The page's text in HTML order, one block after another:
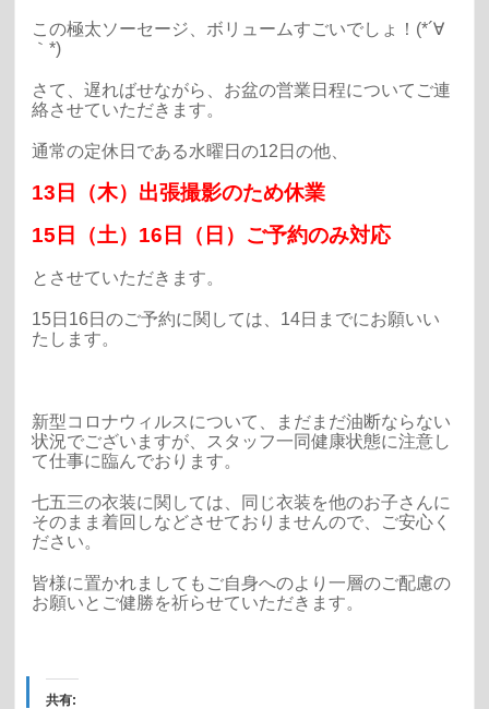
この極太ソーセージ、ボリュームすごいでしょ！(*´∀
｀*)
さて、遅ればせながら、お盆の営業日程についてご連
絡させていただきます。
通常の定休日である水曜日の12日の他、
13日（木）出張撮影のため休業
15日（土）16日（日）ご予約のみ対応
とさせていただきます。
15日16日のご予約に関しては、14日までにお願いい
たします。
新型コロナウィルスについて、まだまだ油断ならない
状況でございますが、スタッフ一同健康状態に注意し
て仕事に臨んでおります。
七五三の衣装に関しては、同じ衣装を他のお子さんに
そのまま着回しなどさせておりませんので、ご安心く
ださい。
皆様に置かれましてもご自身へのより一層のご配慮の
お願いとご健勝を祈らせていただきます。
共有: